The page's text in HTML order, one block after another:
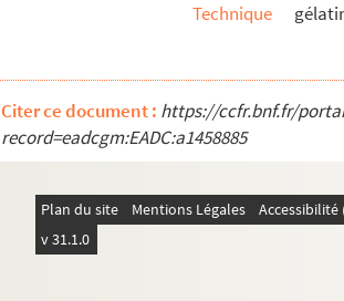
Technique
Citer ce document : https://ccfr.bnf.fr/
record=eadcgm:EADC:a1458885
Plan du site Mentions Légales
v 31.1.0